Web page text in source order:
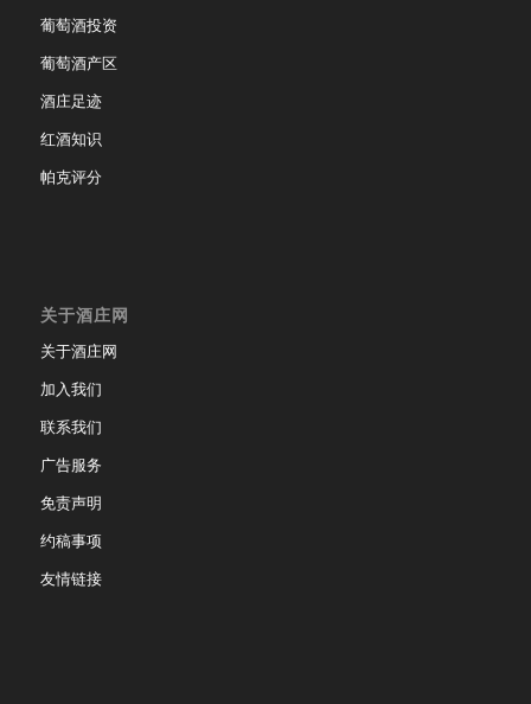
葡萄酒投资
葡萄酒产区
酒庄足迹
红酒知识
帕克评分
关于酒庄网
关于酒庄网
加入我们
联系我们
广告服务
免责声明
约稿事项
友情链接